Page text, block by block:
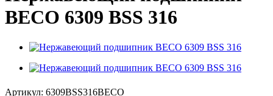
BECO 6309 BSS 316
Артикул: 6309BSS316BECO